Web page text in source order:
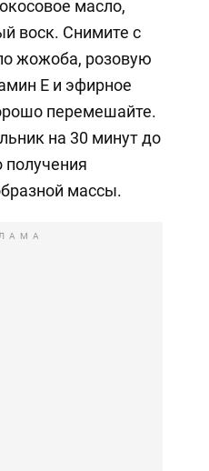
масло,
воск. Снимите с
жожоба, розовую
Е и эфирное
перемешайте.
на 30 минут до
получения
массы.